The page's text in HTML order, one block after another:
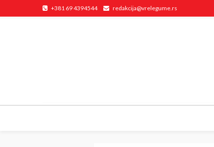
+381 69 4394544 redakcija@vrelegume.rs